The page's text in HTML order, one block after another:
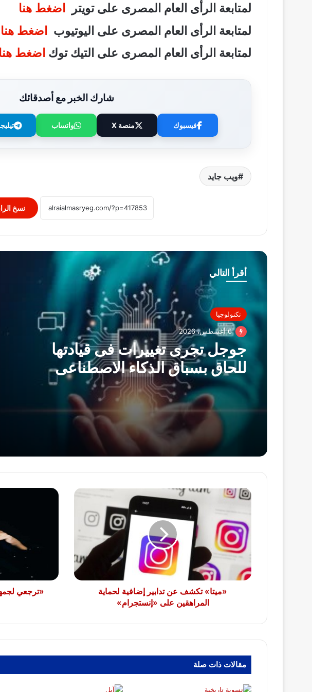
لمتابعة الرأى العام المصرى على تويتر
اضغط هنا
لمتابعة الرأى العام المصرى على اليوتيوب اضغط هنا
لمتابعة الرأى العام المصرى على التيك توك اضغط هنا
شارك الخبر مع أصدقائك
فيسبوك منصة X واتساب
ويب جايد
نسخ
أقرأ التالي
تكنولوجيا
6 أغسطس، 2026
جوجل تجرى تغييرات فى قيادتها
للحاق بسباق الذكاء الاصطناعى
«ميتا»
تكشف
تدابير
إضافية
لحماية
المراهقين
على
«إنستجرام»
«ميتا» تكشف عن تدابير إضافية لحماية
المراهقين على «إنستجرام»
«ترجعي
لأنغام
«ترجعي
مقالات ذات صلة